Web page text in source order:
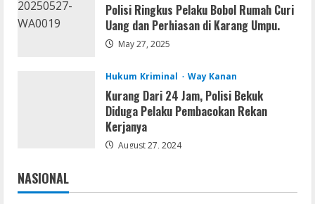
VL
Microsoft Office Auto-Activated
.tо𝚛𝚛еnt
Serialers
FL Studio Portable + License Key
[Patch] (x86x64) Stable Unlimited
Remux
Polisi Ringkus Pelaku Bobol Rumah Curi
Uang dan Perhiasan di Karang Umpu.
May 27, 2025
Hukum Kriminal Way Kanan
Kurang Dari 24 Jam, Polisi Bekuk
Diduga Pelaku Pembacokan Rekan
Kerjanya
August 27, 2024
NASIONAL
Jakarta